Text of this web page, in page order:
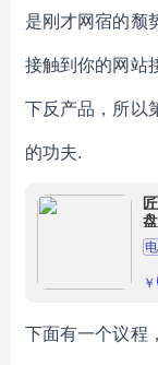
是刚才网宿的颓
接触到你的网站
下反产品，所以
的功夫.
盘
￥
下面有一个议程